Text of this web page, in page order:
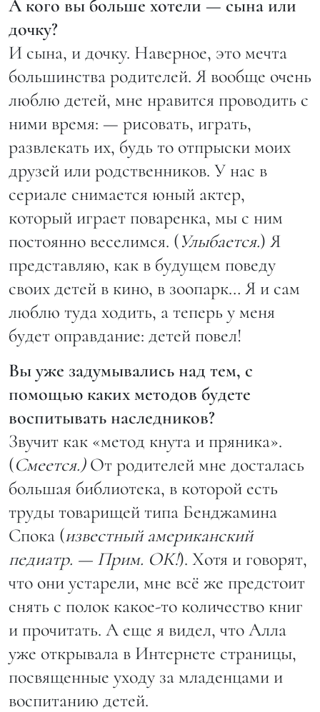
А кого вы больше хотели — сына или
дочку?
И сына, и дочку. Наверное, это мечта
большинства родителей. Я вообще очень
люблю детей, мне нравится проводить с
ними время: — рисовать, играть,
развлекать их, будь то отпрыски моих
друзей или родственников. У нас в
сериале снимается юный актер,
который играет поваренка, мы с ним
постоянно веселимся. (Улыбается.) Я
представляю, как в будущем поведу
своих детей в кино, в зоопарк… Я и сам
люблю туда ходить, а теперь у меня
будет оправдание: детей повел!
Вы уже задумывались над тем, с
помощью каких методов будете
воспитывать наследников?
Звучит как «метод кнута и пряника».
(Смеется.)От родителей мне досталась
большая библиотека, в которой есть
труды товарищей типа Бенджамина
Спока (известный американский
педиатр. — Прим. ОК!). Хотя и говорят,
что они устарели, мне всё же предстоит
снять с полок какое-то количество книг
и прочитать. А еще я видел, что Алла
уже открывала в Интернете страницы,
посвященные уходу за младенцами и
воспитанию детей.